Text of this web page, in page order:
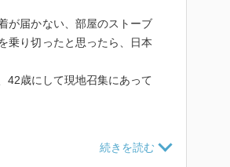
が届かない、部屋のストーブ
乗り切ったと思ったら、日本
42歳にして現地召集にあって